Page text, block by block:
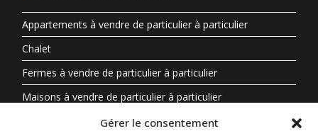
Gérer le consentement
Appartements à vendre de particulier à particulier
Chalet
Fermes à vendre de particulier à particulier
Maisons à vendre de particulier à particulier
Propriété à vendre en Auvergne-Rhône-Alpes entre